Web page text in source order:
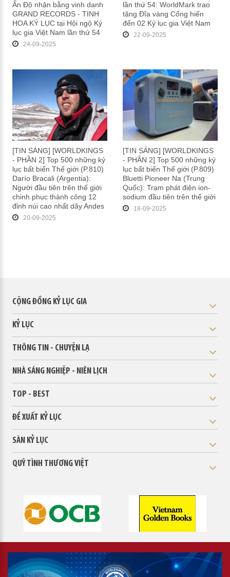
Ấn Độ nhận bằng vinh danh
GRAND RECORDS - TINH
HOA KỶ LỤC tại Hội ngộ Kỷ
lục gia Việt Nam lần thứ 54
24-09-2025
lần thứ 54: WorldMark trao
tặng Đĩa vàng Cống hiến
đến 02 Kỷ lục gia Việt Nam
22-09-2025
[TIN SÁNG] [WORLDKINGS
- PHẦN 2] Top 500 những kỷ
lục bất biến Thế giới (P.810)
Darío Bracali (Argentia):
Người đầu tiên trên thế giới
chinh phục thành công 12
đỉnh núi cao nhất dãy Andes
20-09-2025
[TIN SÁNG] [WORLDKINGS
- PHẦN 2] Top 500 những kỷ
lục bất biến Thế giới (P.809)
Bluetti Pioneer Na (Trung
Quốc): Trạm phát điện ion-
sodium đầu tiên trên thế giới
18-09-2025
CỘNG ĐỒNG KỶ LỤC GIA
KỶ LỤC
THÔNG TIN - CHUYỆN LẠ
NHÀ SÁNG NGHIỆP - NIÊN LỊCH
TOP - BEST
ĐỀ XUẤT KỶ LỤC
SÀN KỶ LỤC
QUỸ TÌNH THƯƠNG VIỆT